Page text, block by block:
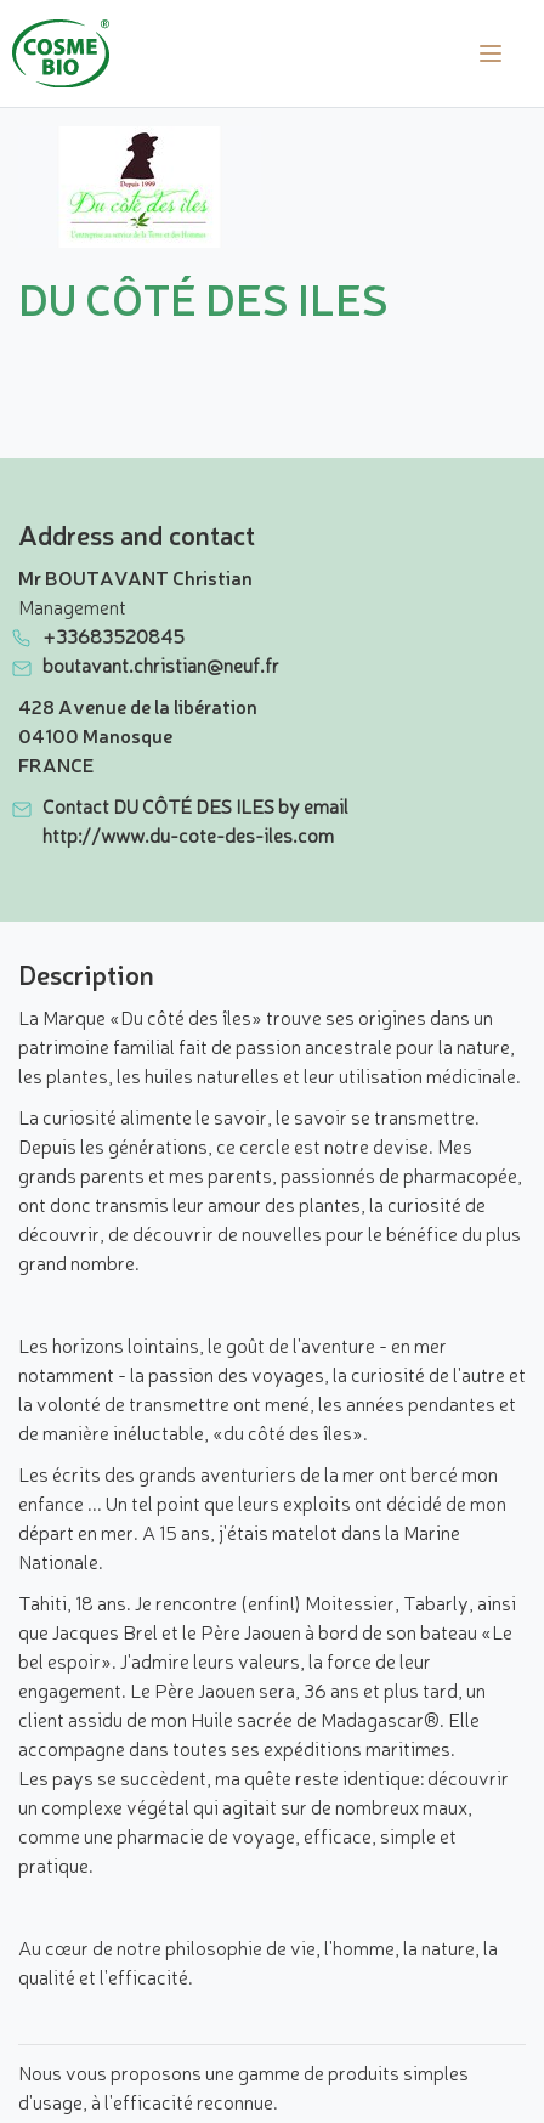
DU CÔTÉ DES ILES
Address and contact
Mr BOUTAVANT Christian
Management
+33683520845
boutavant.christian@neuf.fr
428 Avenue de la libération
04100 Manosque
FRANCE
Contact DU CÔTÉ DES ILES by email
http://www.du-cote-des-iles.com
Description
La Marque «Du côté des îles» trouve ses origines dans un
patrimoine familial fait de passion ancestrale pour la nature,
les plantes, les huiles naturelles et leur utilisation médicinale.
La curiosité alimente le savoir, le savoir se transmettre.
Depuis les générations, ce cercle est notre devise. Mes
grands parents et mes parents, passionnés de pharmacopée,
ont donc transmis leur amour des plantes, la curiosité de
découvrir, de découvrir de nouvelles pour le bénéfice du plus
grand nombre.
Les horizons lointains, le goût de l'aventure - en mer
notamment - la passion des voyages, la curiosité de l'autre et
la volonté de transmettre ont mené, les années pendantes et
de manière inéluctable, «du côté des îles».
Les écrits des grands aventuriers de la mer ont bercé mon
enfance ... Un tel point que leurs exploits ont décidé de mon
départ en mer. A 15 ans, j'étais matelot dans la Marine
Nationale.
Tahiti, 18 ans. Je rencontre (enfin!) Moitessier, Tabarly, ainsi
que Jacques Brel et le Père Jaouen à bord de son bateau «Le
bel espoir». J'admire leurs valeurs, la force de leur
engagement. Le Père Jaouen sera, 36 ans et plus tard, un
client assidu de mon Huile sacrée de Madagascar®. Elle
accompagne dans toutes ses expéditions maritimes.
Les pays se succèdent, ma quête reste identique: découvrir
un complexe végétal qui agitait sur de nombreux maux,
comme une pharmacie de voyage, efficace, simple et
pratique.
Au cœur de notre philosophie de vie, l'homme, la nature, la
qualité et l'efficacité.
Nous vous proposons une gamme de produits simples
d'usage, à l'efficacité reconnue.